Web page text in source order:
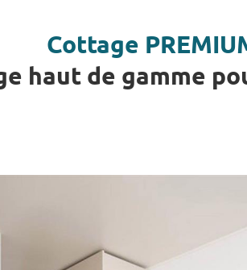
Cottage
haut de gamme